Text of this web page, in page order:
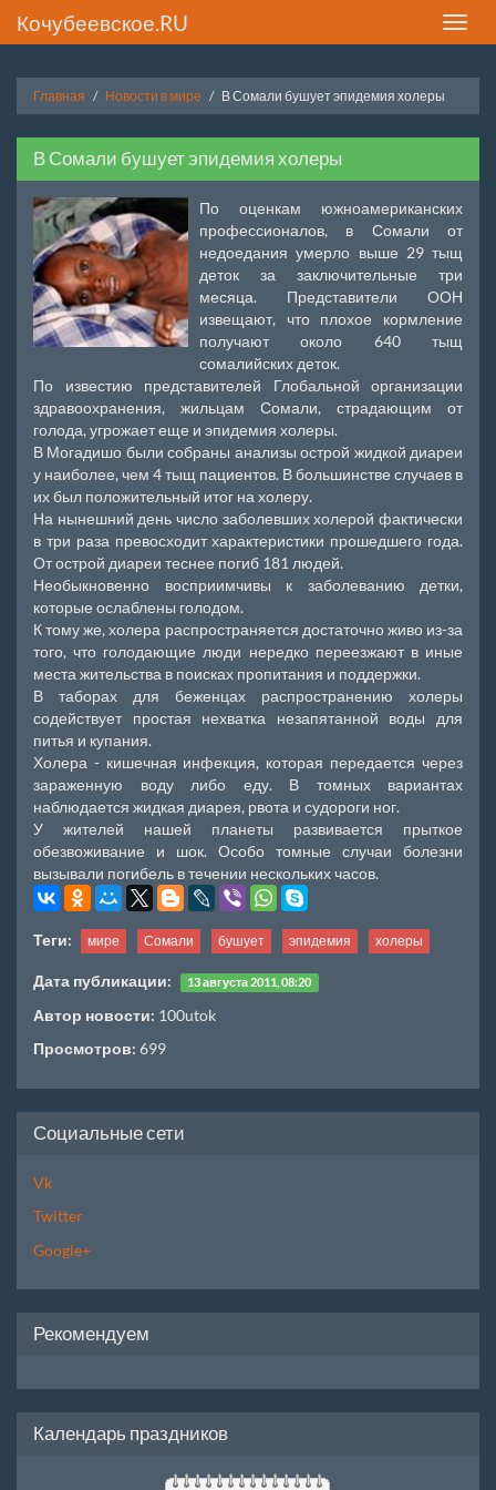
Toggle
Кочубеевское.RU
Главная Новости в мире В Сомали бушует эпидемия холеры
В Сомали бушует эпидемия холеры
По оценкам южноамериканских
профессионалов, в Сомали от
недоедания умерло выше 29 тыщ
деток за заключительные три
месяца. Представители ООН
извещают, что плохое кормление
получают около 640 тыщ
сомалийских деток.
По известию представителей Глобальной организации
здравоохранения, жильцам Сомали, страдающим от
голода, угрожает еще и эпидемия холеры.
В Могадишо были собраны анализы острой жидкой диареи
у наиболее, чем 4 тыщ пациентов. В большинстве случаев в
их был положительный итог на холеру.
На нынешний день число заболевших холерой фактически
в три раза превосходит характеристики прошедшего года.
От острой диареи теснее погиб 181 людей.
Необыкновенно восприимчивы к заболеванию детки,
которые ослаблены голодом.
К тому же, холера распространяется достаточно живо из-за
того, что голодающие люди нередко переезжают в иные
места жительства в поисках пропитания и поддержки.
В таборах для беженцах распространению холеры
содействует простая нехватка незапятанной воды для
питья и купания.
Холера - кишечная инфекция, которая передается через
зараженную воду либо еду. В томных вариантах
наблюдается жидкая диарея, рвота и судороги ног.
У жителей нашей планеты развивается прыткое
обезвоживание и шок. Особо томные случаи болезни
вызывали погибель в течении нескольких часов.
Теги: мире Сомали бушует эпидемия холеры
Дата публикации: 13 августа 2011, 08:20
Автор новости: 100utok
Просмотров: 699
Социальные сети
Vk
Twitter
Google+
Рекомендуем
Календарь праздников